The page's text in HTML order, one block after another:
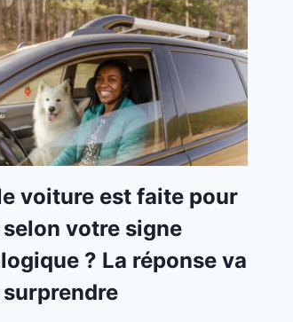
voiture est faite pour
votre signe
? La réponse va